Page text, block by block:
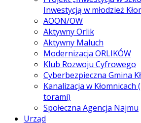
Inwestycją w młodzież
AOON/OW
Aktywny Orlik
Aktywny Maluch
Modernizacja ORLIKÓW
Klub Rozwoju Cyfrowego
Cyberbezpieczna Gmina
Kanalizacja w Kłomnicach
torami)
Społeczna Agencja Najmu
Urząd